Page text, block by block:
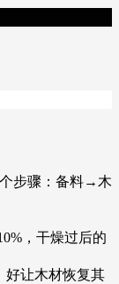
步骤：备料→木
，干燥过后的
好让木材恢复其